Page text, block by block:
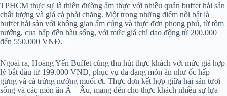
TPHCM thực sự là thiên đường ẩm thực với nhiều quán buffet hải sản
chất lượng và giá cả phải chăng. Một trong những điểm nổi bật là
buffet hải sản với không gian ấm cúng và thực đơn phong phú, từ tôm
nướng, cua hấp đến hàu sống, với mức giá chỉ dao động từ 200.000
đến 550.000 VNĐ.
Ngoài ra, Hoàng Yến Buffet cũng thu hút thực khách với mức giá hợp
lý bắt đầu từ 199.000 VNĐ, phục vụ đa dạng món ăn như ốc hấp
gừng và cá trứng nướng muối ớt. Thực đơn kết hợp giữa hải sản tươi
sống và các món ăn Á – Âu, mang đến cho thực khách nhiều sự lựa